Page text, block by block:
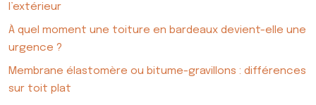
l’extérieur
À quel moment une toiture en bardeaux devient-elle une
urgence ?
Membrane élastomère ou bitume-gravillons : différences
sur toit plat